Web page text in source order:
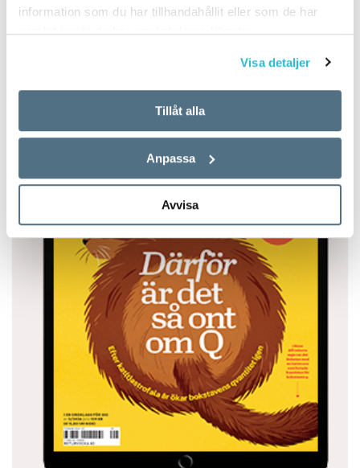
information som du har tillhandahållit eller som de har
samlat in när du har använt deras tjänster.
Visa detaljer
Tillåt alla
Anpassa
Avvisa